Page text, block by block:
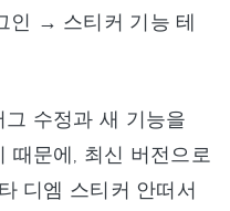
인 → 스티커 기능 테
수정과 새 기능을
때문에, 최신 버전으로
디엠 스티커 안떠서